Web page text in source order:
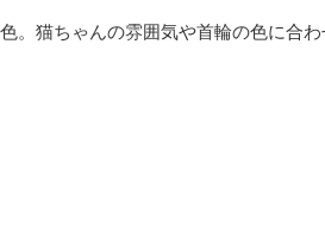
。猫ちゃんの雰囲気や首輪の色に合わ